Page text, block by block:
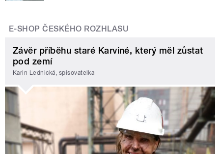
E-SHOP ČESKÉHO ROZHLASU
Závěr příběhu staré Karviné, který měl zůstat
pod zemí
Karin Lednická, spisovatelka